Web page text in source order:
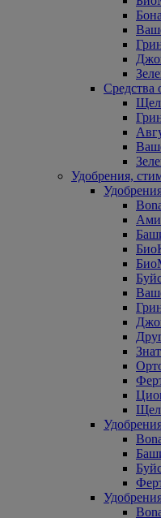
Средства
Удобрения,